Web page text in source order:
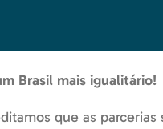
Brasil mais igualitário!
que as